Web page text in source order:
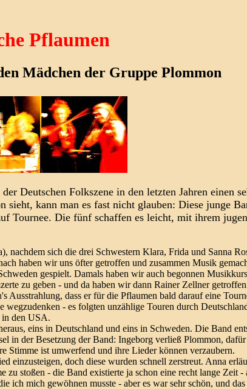
Pflaumen
Mädchen der Gruppe Plommon
Deutschen Folkszene in den letzten Jahren einen
kann man es fast nicht glauben: Diese junge
Tournee. Die fünf schaffen es leicht, mit ihrem
sich die drei Schwestern Klara, Frida und Sanna
haben wir uns öfter getroffen und zusammen Musik
gespielt. Damals haben wir auch begonnen
zu geben - und da haben wir dann Rainer Zellner
dass er für die Pflaumen bald darauf eine
- es folgten unzählige Touren durch
in den USA.
eins in Deutschland und eins in Schweden. Die Band
in der Besetzung der Band: Ingeborg verließ Plommon,
Stimme ist umwerfend und ihre Lieder können verzaubern.
einzusteigen, doch diese wurden schnell zerstreut. Anna
stoßen - die Band existierte ja schon eine recht lange Zeit -
ich mich gewöhnen musste - aber es war sehr schön, und